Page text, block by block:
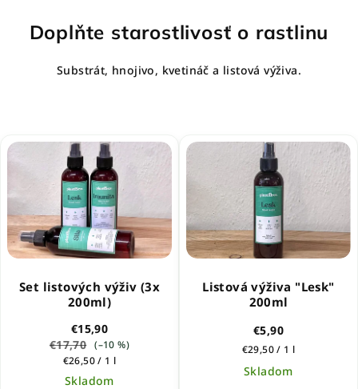
Doplňte starostlivosť o rastlinu
Substrát, hnojivo, kvetináč a listová výživa.
Set listových výživ (3x
200ml)
€15,90
€17,70 (–10 %)
Jednotková
cena:
€26,50 / 1 l
Skladom
Listová výživa "Lesk"
200ml
€5,90
Jednotková
cena:
€29,50 / 1 l
Skladom